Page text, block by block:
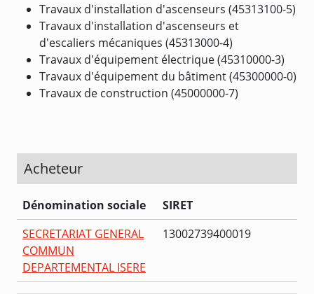
Travaux d'installation d'ascenseurs (45313100-5)
Travaux d'installation d'ascenseurs et
d'escaliers mécaniques (45313000-4)
Travaux d'équipement électrique (45310000-3)
Travaux d'équipement du bâtiment (45300000-0)
Travaux de construction (45000000-7)
Acheteur
Dénomination sociale
SIRET
SECRETARIAT GENERAL
COMMUN
DEPARTEMENTAL ISERE
13002739400019